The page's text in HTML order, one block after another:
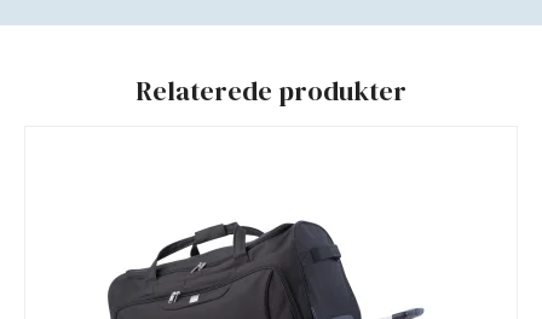
Relaterede produkter